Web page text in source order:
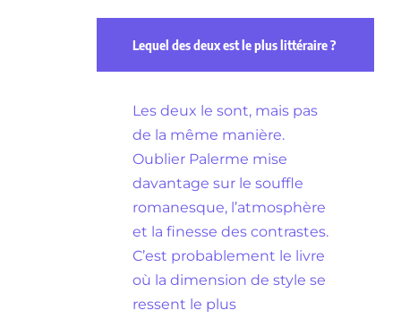
Lequel des deux est le plus littéraire ?
Les deux le sont, mais pas
de la même manière.
Oublier Palerme mise
davantage sur le souffle
romanesque, l’atmosphère
et la finesse des contrastes.
C’est probablement le livre
où la dimension de style se
ressent le plus